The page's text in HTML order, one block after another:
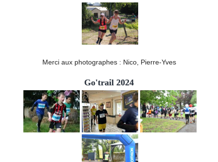
Merci aux photographes : Nico, Pierre-Yves
Go'trail 2024